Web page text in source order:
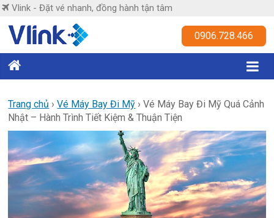
Skip
content
Vlink - Đặt vé nhanh, đồng hành tận tâm
Vlink
nhanh,
đồng
hành
tận
tâm
0906.728.466
Trang chủ ›Vé Máy Bay Đi Mỹ ›Vé Máy Bay Đi Mỹ Quá Cảnh
Nhật – Hành Trình Tiết Kiệm & Thuận Tiện